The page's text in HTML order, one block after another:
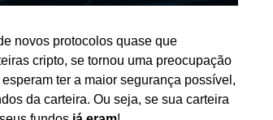
novos protocolos quase que
cripto, se tornou uma preocupação
ter a maior segurança possível,
da carteira. Ou seja, se sua carteira